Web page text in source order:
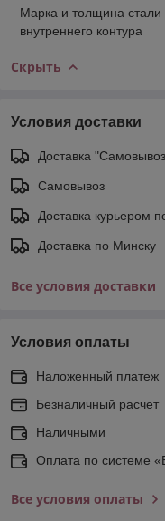
Марка и толщина стали
внутреннего контура
Скрыть
Условия доставки
Доставка
Самовывоз
Доставка курьером
Доставка по Минску
Все условия доставки
Условия оплаты
Наложенный платеж
Безналичный расчет
Наличными
Оплата по системе
Все условия оплаты